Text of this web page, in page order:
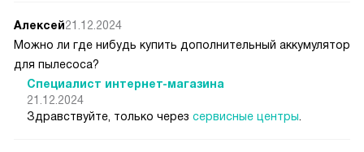
Алексей21.12.2024
Можно ли где нибудь купить дополнительный аккумулятор
для пылесоса?
Специалист интернет-магазина
21.12.2024
Здравствуйте, только через сервисные центры.